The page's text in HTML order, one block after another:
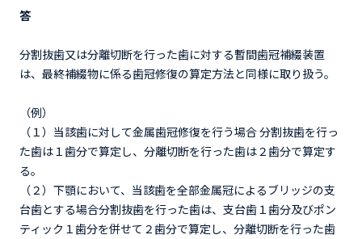
答
分割抜歯又は分離切断を行った歯に対する暫間歯冠補綴装置
は、最終補綴物に係る歯冠修復の算定方法と同様に取り扱う。
（例）
（１）当該歯に対して金属歯冠修復を行う場合 分割抜歯を行っ
た歯は１歯分で算定し、分離切断を行った歯は２歯分で算定す
る。
（２）下顎において、当該歯を全部金属冠によるブリッジの支
台歯とする場合分割抜歯を行った歯は、支台歯１歯分及びポン
ティック１歯分を併せて２歯分で算定し、分離切断を行った歯